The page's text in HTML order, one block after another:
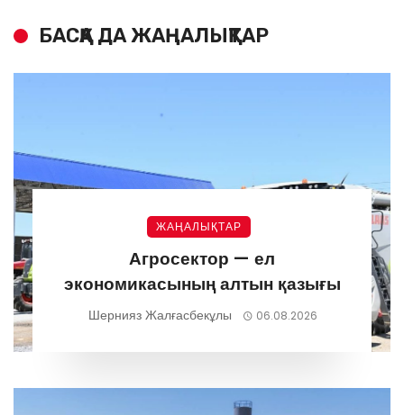
БАСҚА ДА ЖАҢАЛЫҚТАР
ЖАҢАЛЫҚТАР
Агросектор — ел
экономикасының алтын қазығы
Шернияз Жалғасбекұлы 06.08.2026